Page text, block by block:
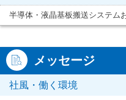
半導体・液晶基板搬送システム
メッセージ
社風・働く環境